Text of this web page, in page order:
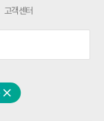
닫기
고객센터